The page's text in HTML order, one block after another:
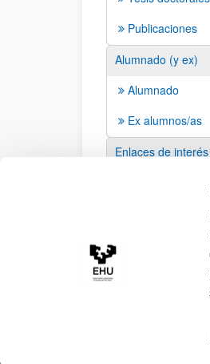
Publicaciones
Alumnado (y ex)
Alumnado
Ex alumnos/as
Enlaces de interés
Sugerencias y